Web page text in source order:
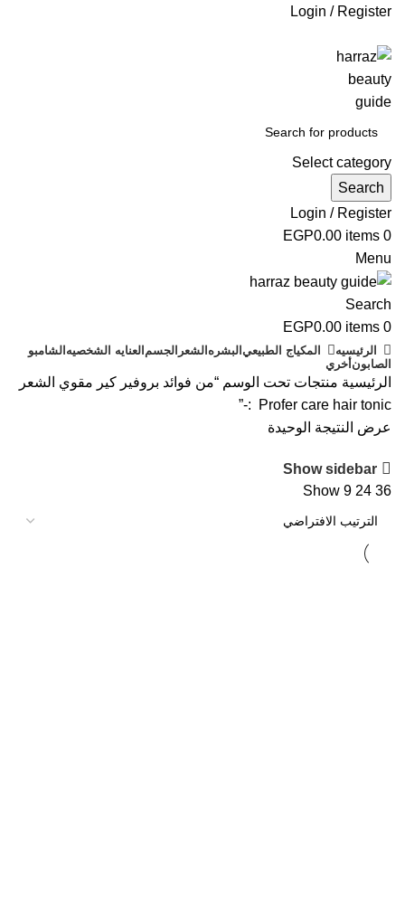
Login / Register
Select category
Search
Login / Register
0
items
EGP0.00
Menu
Search
0
items
EGP0.00
الرئيسيه المكياج الطبيعي البشره الشعر الجسم العنايه الشخصيه الشامبو
الصابون أخري
الرئيسية منتجات تحت الوسم “من فوائد بروفير كير مقوي الشعر
Profer care hair tonic :-”
عرض النتيجة الوحيدة
Show sidebar
Show 9 24 36